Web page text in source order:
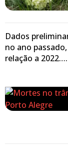
Dados
no ano
relação a 2022….